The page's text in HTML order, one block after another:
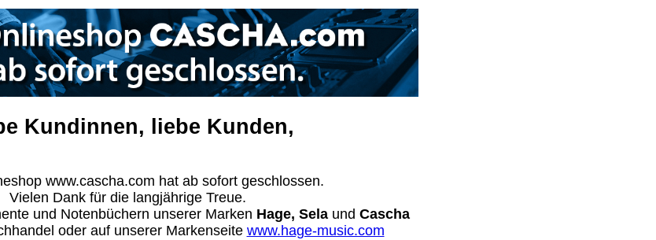
Kundinnen, liebe Kunden,
www.cascha.com hat ab sofort geschlossen.
Vielen Dank für die langjährige Treue.
und Notenbüchern unserer Marken Hage, Selaund Cascha
oder auf unserer Markenseite www.hage-music.com